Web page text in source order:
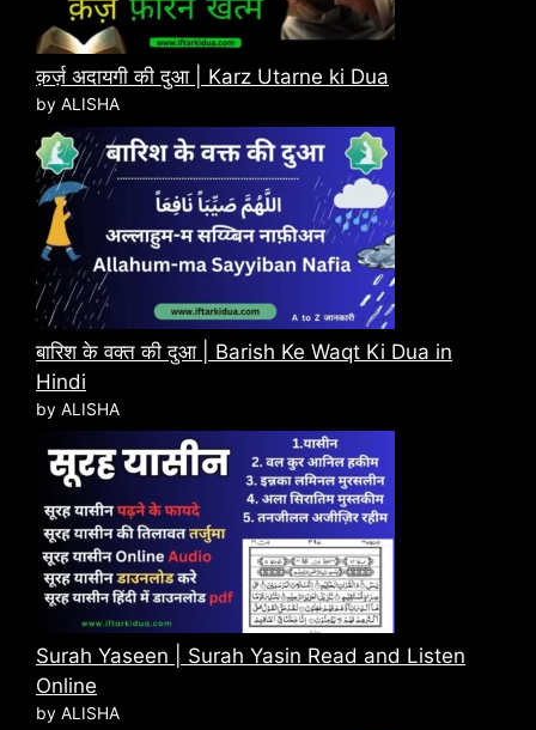
क़र्ज़ अदायगी की दुआ | Karz Utarne ki Dua
by ALISHA
बारिश के वक्त की दुआ | Barish Ke Waqt Ki Dua in
Hindi
by ALISHA
Surah Yaseen | Surah Yasin Read and Listen
Online
by ALISHA